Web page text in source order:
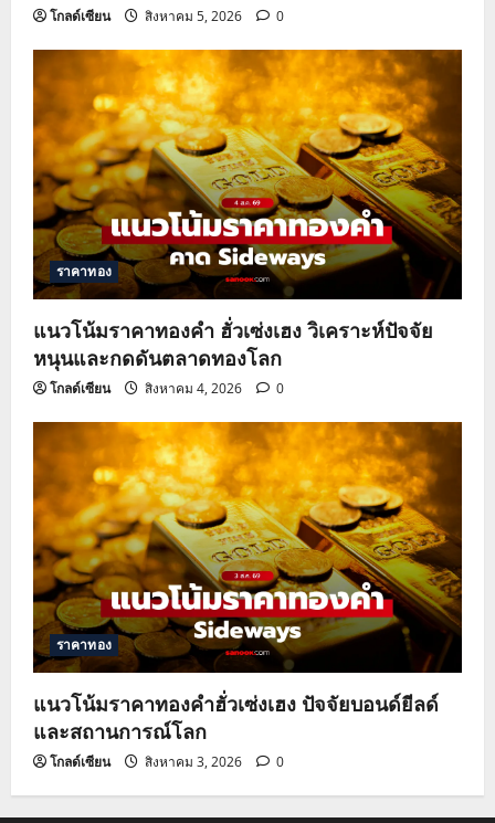
โกลด์เซียน สิงหาคม 5, 2026 0
ราคาทอง
แนวโน้มราคาทองคำ ฮั่วเซ่งเฮง วิเคราะห์ปัจจัย
หนุนและกดดันตลาดทองโลก
โกลด์เซียน สิงหาคม 4, 2026 0
ราคาทอง
แนวโน้มราคาทองคำฮั่วเซ่งเฮง ปัจจัยบอนด์ยีลด์
และสถานการณ์โลก
โกลด์เซียน สิงหาคม 3, 2026 0